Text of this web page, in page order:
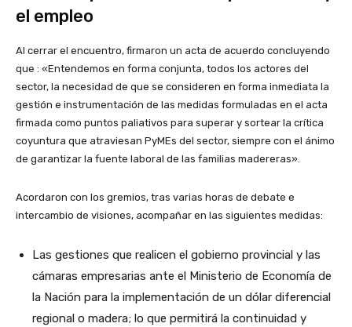
el empleo
Al cerrar el encuentro, firmaron un acta de acuerdo concluyendo
que : «Entendemos en forma conjunta, todos los actores del
sector, la necesidad de que se consideren en forma inmediata la
gestión e instrumentación de las medidas formuladas en el acta
firmada como puntos paliativos para superar y sortear la crítica
coyuntura que atraviesan PyMEs del sector, siempre con el ánimo
de garantizar la fuente laboral de las familias madereras».
Acordaron con los gremios, tras varias horas de debate e
intercambio de visiones, acompañar en las siguientes medidas:
Las gestiones que realicen el gobierno provincial y las
cámaras empresarias ante el Ministerio de Economía de
la Nación para la implementación de un dólar diferencial
regional o madera; lo que permitirá la continuidad y